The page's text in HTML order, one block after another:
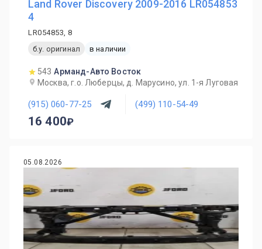
Land Rover Discovery 2009-2016 LR054853
4
LR054853, 8
б.у. оригинал
в наличии
543 Арманд-Авто Восток
Москва, г.о. Люберцы, д. Марусино, ул. 1-я Луговая
(915) 060-77-25 (499) 110-54-49
16 400
05.08.2026